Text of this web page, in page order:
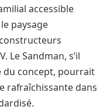
accessible
paysage
Le Sandman, s’il
du concept, pourrait
rafraîchissante dans